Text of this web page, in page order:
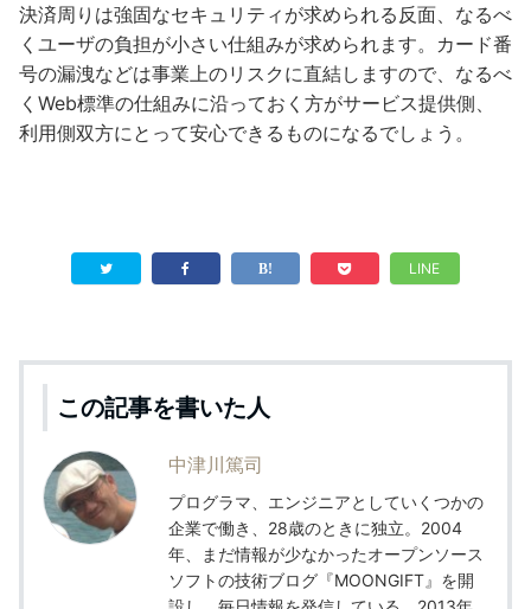
決済周りは強固なセキュリティが求められる反面、なるべ
くユーザの負担が小さい仕組みが求められます。カード番
号の漏洩などは事業上のリスクに直結しますので、なるべ
くWeb標準の仕組みに沿っておく方がサービス提供側、
利用側双方にとって安心できるものになるでしょう。
LINE
この記事を書いた人
中津川篤司
プログラマ、エンジニアとしていくつかの
企業で働き、28歳のときに独立。2004
年、まだ情報が少なかったオープンソース
ソフトの技術ブログ『MOONGIFT』を開